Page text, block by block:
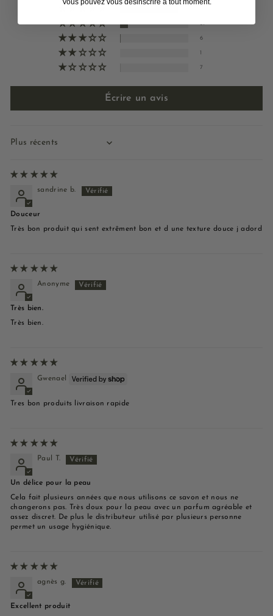
57
6
7
Écrire un avis
Sort by
sandrine b.
Douceur
Très bon produit qui sent extrêment bon et d une texture douce j adord
Anonyme
Très bien.
Très bien.
Gwenael
Tres bon produits livraison rapide
Paul T.
Un délice pour la peau
Cela fait plusieurs années que nous utilisons ce savon et nous ne
changerons pas. Très doux pour la peau avec un parfum agréable et
assez discret. De plus le distributeur utilisé par plusieurs personne
permet un usage hygiénique.
agnès g.
Excellent produit
Vous pouvez vous désinscrire à tout moment.